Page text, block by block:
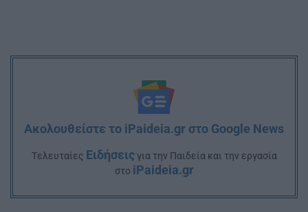
Ακολουθείστε το iPaideia.gr στο Google News
Tελευταίες Ειδήσειςγια την Παιδεία και την εργασία
στο iPaideia.gr